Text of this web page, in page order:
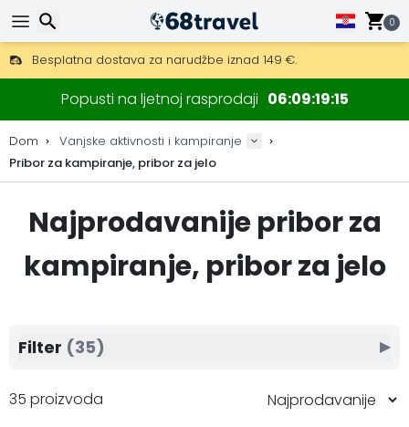
0
Besplatna dostava za narudžbe iznad 149 €.
Mogućnost slanja DHL Expressom (dostava unutar 24 sata)
30 dana za povrat, 90 dana za drvene karte i dekoracije.
Najbolje cijene za outdoor opremu i dodatke.
Popusti na ljetnoj rasprodaji 06091914
Dom
Vanjske aktivnosti i kampiranje
Pribor za kampiranje, pribor za jelo
Najprodavanije pribor za
kampiranje, pribor za jelo
35 proizvoda
Filter (35) ▶
Traži